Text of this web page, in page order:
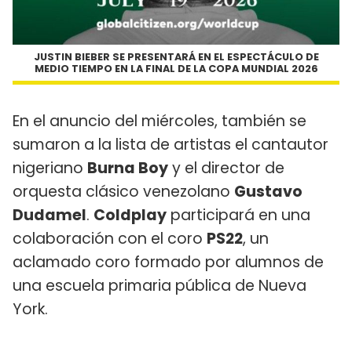
JUSTIN BIEBER SE PRESENTARÁ EN EL ESPECTÁCULO DE
MEDIO TIEMPO EN LA FINAL DE LA COPA MUNDIAL 2026
En el anuncio del miércoles, también se
sumaron a la lista de artistas el cantautor
nigeriano Burna Boyy el director de
orquesta clásico venezolano Gustavo
Dudamel. Coldplay participará en una
colaboración con el coro PS22, un
aclamado coro formado por alumnos de
una escuela primaria pública de Nueva
York.